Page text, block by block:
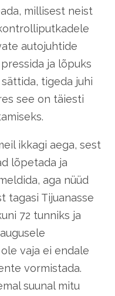
millisest neist
autojuhtide
ja lõpuks
tigeda juhi
see on täiesti
ikkagi aega, sest
lõpetada ja
aga nüüd
tagasi Tijuanasse
72 tunniks ja
vaja ei endale
vormistada.
suunal mitu